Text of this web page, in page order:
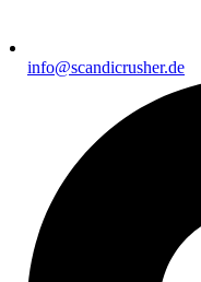
info@scandicrusher.de